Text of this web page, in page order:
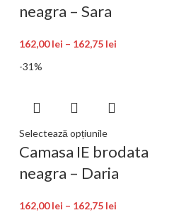
neagra – Sara
162,00lei – 162,75 lei
-31%
Selectează opțiunile
Camasa IE brodata
neagra – Daria
162,00lei – 162,75 lei